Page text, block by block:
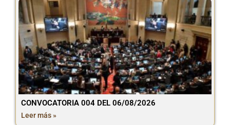
CONVOCATORIA 004 DEL 06/08/2026
Leer más »